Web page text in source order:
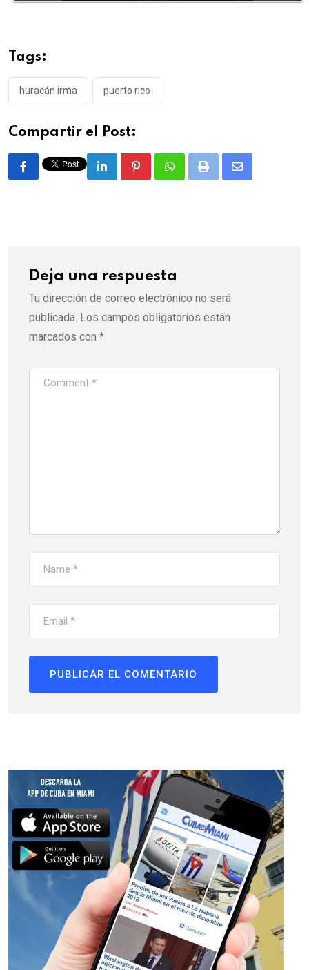
Tags:
huracán irma puerto rico
Compartir el Post:
LinkedIn PinterestWhatsappPrint
Share
Deja una respuesta
Tu dirección de correo electrónico no será
publicada. Los campos obligatorios están
marcados con *